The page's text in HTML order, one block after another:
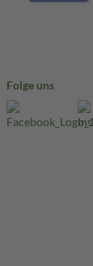
Folge uns